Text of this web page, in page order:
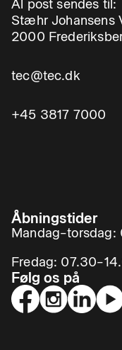
Al post sendes til:
Stæhr Johansens
2000
tec@tec.dk
+45 3817 7000
Åbningstider
Mandag–torsdag:
Fredag:
Følg os på